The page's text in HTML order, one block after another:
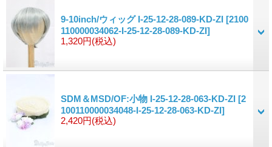
9-10inch/ウィッグ I-25-12-28-089-KD-ZI [2100
110000034062-I-25-12-28-089-KD-ZI]
1,320円(税込)
SDM＆MSD/OF:小物 I-25-12-28-063-KD-ZI [2
100110000034048-I-25-12-28-063-KD-ZI]
2,420円(税込)